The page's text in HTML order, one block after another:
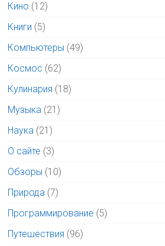
Кино (12)
Книги (5)
Компьютеры (49)
Космос (62)
Кулинария (18)
Музыка (21)
Наука (21)
О сайте (3)
Обзоры (10)
Природа (7)
Программирование (5)
Путешествия (96)